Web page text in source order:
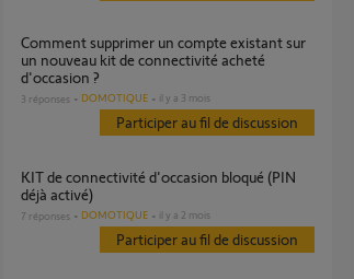
Comment supprimer un compte existant sur
un nouveau kit de connectivité acheté
d'occasion ?
3 réponses DOMOTIQUE il y a 3 mois
Participer au fil de discussion
KIT de connectivité d'occasion bloqué (PIN
déjà activé)
7 réponses DOMOTIQUE il y a 2 mois
Participer au fil de discussion